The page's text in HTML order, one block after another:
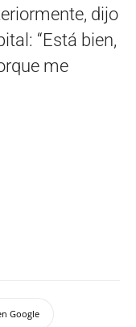
dijo
“Está bien,
me
Google